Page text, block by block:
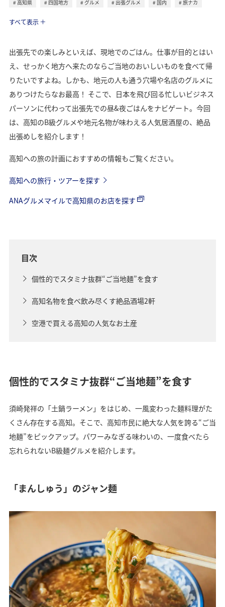
高知県 四国地方 グルメ 出張グルメ 国内
旅ナカ
すべて表示
出張先での楽しみといえば、現地でのごはん。仕事が目的とはい
え、せっかく地方へ来たのならご当地のおいしいものを食べて帰
りたいですよね。しかも、地元の人も通う穴場や名店のグルメに
ありつけたらなお最高！ そこで、日本を飛び回る忙しいビジネス
パーソンに代わって出張先での昼&夜ごはんをナビゲート。今回
は、高知のB級グルメや地元名物が味わえる人気居酒屋の、絶品
出張めしを紹介します！
高知への旅の計画におすすめの情報もご覧ください。
高知への旅行・ツアーを探す
ANAグルメマイルで高知県のお店を探す
目次
個性的でスタミナ抜群“ご当地麺”を食す
高知名物を食べ飲み尽くす絶品酒場2軒
空港で買える高知の人気なお土産
個性的でスタミナ抜群“ご当地麺”を食す
須崎発祥の「土鍋ラーメン」をはじめ、一風変わった麺料理がた
くさん存在する高知。そこで、高知市民に絶大な人気を誇る“ご当
地麺”をピックアップ。パワーみなぎる味わいの、一度食べたら
忘れられないB級麺グルメを紹介します。
「まんしゅう」のジャン麺